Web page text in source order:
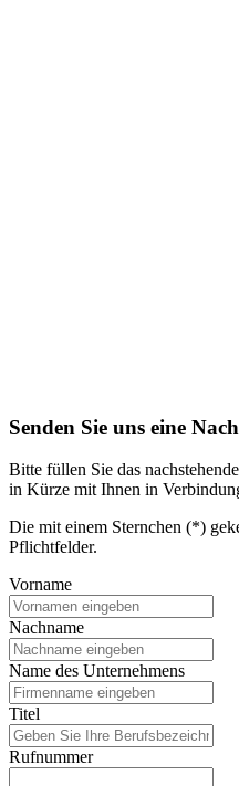
Senden Sie uns eine
Bitte füllen Sie das
in Kürze mit Ihnen in
Die mit einem Sternchen (*)
Pflichtfelder.
Vorname
Nachname
Name des Unternehmens
Titel
Rufnummer